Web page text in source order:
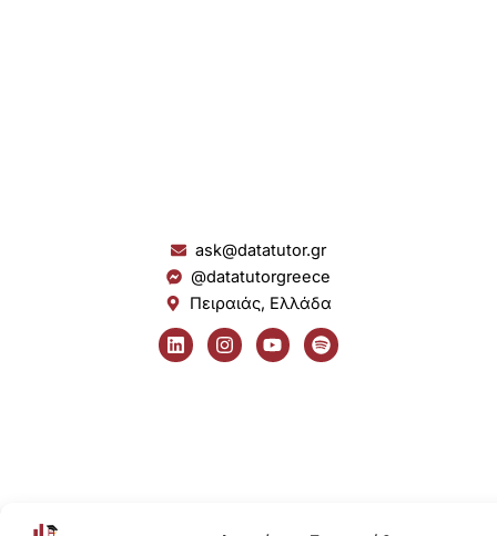
ask@datatutor.gr
@datatutorgreece
Πειραιάς, Ελλάδα
L
i
n
I
n
s
Y
o
u
S
p
o